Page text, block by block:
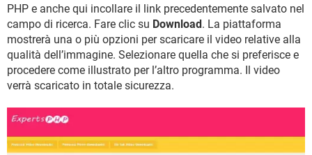
PHP e anche qui incollare il link precedentemente salvato nel
campo di ricerca. Fare clic su Download . La piattaforma
mostrerà una o più opzioni per scaricare il video relative alla
qualità dell’immagine. Selezionare quella che si preferisce e
procedere come illustrato per l’altro programma. Il video
verrà scaricato in totale sicurezza.